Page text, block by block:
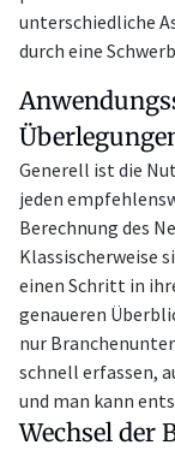
unterschiedliche
durch eine
Generell ist die
jeden
Berechnung des
Klassischerweise
einen Schritt in
genaueren
nur
schnell erfassen,
und man kann
Wechsel der